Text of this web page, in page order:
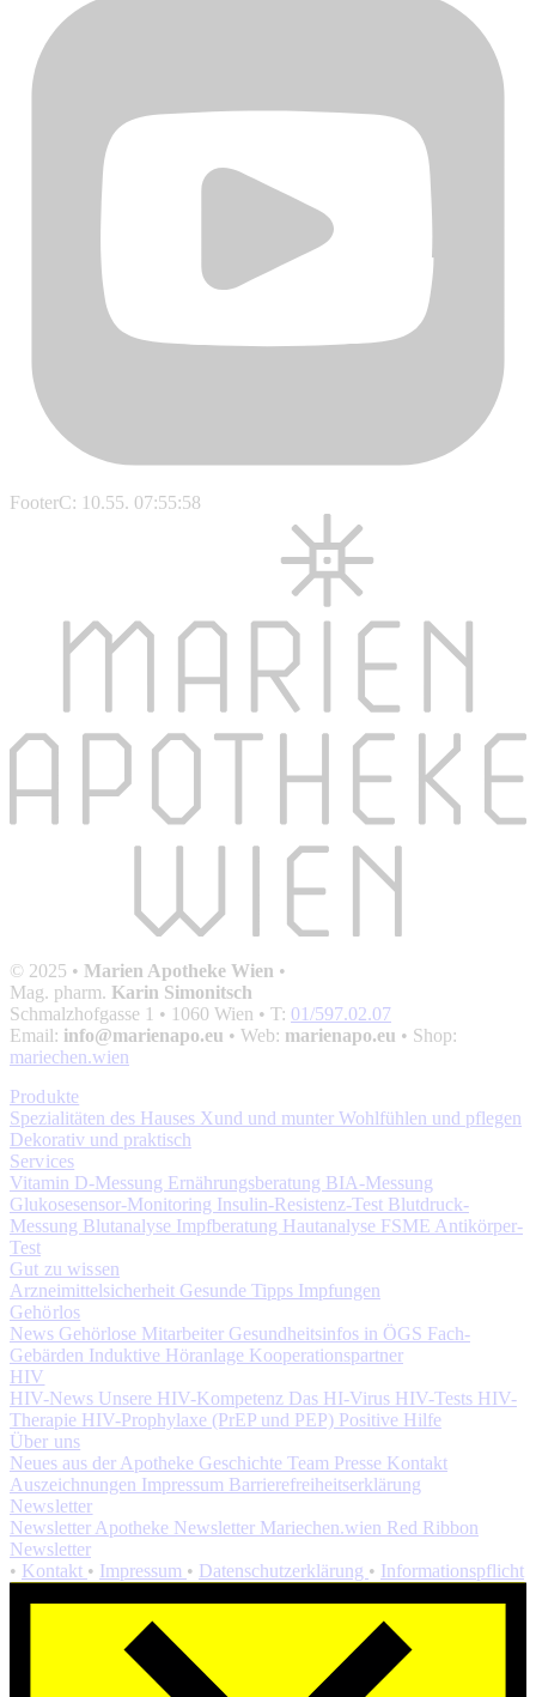
FooterC: 10.55. 07:55:58
© 2025 • Marien Apotheke Wien •
Mag. pharm. Karin Simonitsch
Schmalzhofgasse 1 • 1060 Wien • T: 01/597.02.07
Email: info@marienapo.eu • Web: marienapo.eu • Shop:
mariechen.wien
Produkte
Spezialitäten des Hauses Xund und munter Wohlfühlen und pflegen
Dekorativ und praktisch
Services
Vitamin D-Messung Ernährungsberatung BIA-Messung
Glukosesensor-Monitoring Insulin-Resistenz-Test Blutdruck-
Messung Blutanalyse Impfberatung Hautanalyse FSME Antikörper-
Test
Gut zu wissen
Arzneimittelsicherheit Gesunde Tipps Impfungen
Gehörlos
News Gehörlose Mitarbeiter Gesundheitsinfos in ÖGS Fach-
Gebärden Induktive Höranlage Kooperationspartner
HIV
HIV-News Unsere HIV-Kompetenz Das HI-Virus HIV-Tests HIV-
Therapie HIV-Prophylaxe (PrEP und PEP) Positive Hilfe
Über uns
Neues aus der Apotheke Geschichte Team Presse Kontakt
Auszeichnungen Impressum Barrierefreiheitserklärung
Newsletter
Newsletter Apotheke Newsletter Mariechen.wien Red Ribbon
Newsletter
• Kontakt • Impressum • Datenschutzerklärung • Informationspflicht